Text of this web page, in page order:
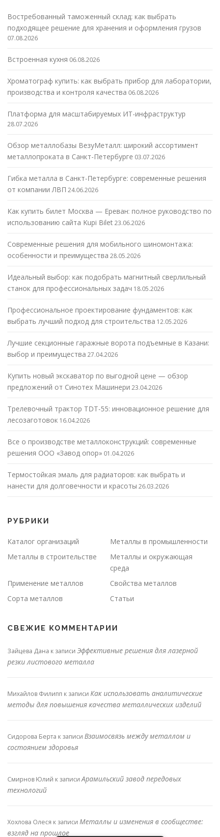
Востребованный таможенный склад: как выбрать
подходящее решение для хранения и оформления грузов
07.08.2026
Встроенная кухня 06.08.2026
Хроматограф купить: как выбрать прибор для лаборатории,
производства и контроля качества 06.08.2026
Платформа для масштабируемых ИТ-инфраструктур
28.07.2026
Обзор металлобазы ВезуМеталл: широкий ассортимент
металлопроката в Санкт-Петербурге 03.07.2026
Гибка металла в Санкт-Петербурге: современные решения
от компании ЛВП 24.06.2026
Как купить билет Москва — Ереван: полное руководство по
использованию сайта Kupi Bilet23.06.2026
Современные решения для мобильного шиномонтажа:
особенности и преимущества 28.05.2026
Идеальный выбор: как подобрать магнитный сверлильный
станок для профессиональных задач 18.05.2026
Профессиональное проектирование фундаментов: как
выбрать лучший подход для строительства 12.05.2026
Лучшие секционные гаражные ворота подъемные в Казани:
выбор и преимущества 27.04.2026
Купить новый экскаватор по выгодной цене — обзор
предложений от Синотех Машинери 23.04.2026
Трелевочный трактор TDT-55: инновационное решение для
лесозаготовок 16.04.2026
Все о производстве металлоконструкций: современные
решения ООО «Завод опор» 01.04.2026
Термостойкая эмаль для радиаторов: как выбрать и
нанести для долговечности и красоты 26.03.2026
РУБРИКИ
Каталог организаций
Металлы в промышленности
Металлы в строительстве
Металлы и окружающая
среда
Применение металлов
Свойства металлов
Сорта металлов
Статьи
СВЕЖИЕ КОММЕНТАРИИ
Зайцева Дана к записи Эффективные решения для лазерной
резки листового металла
Михайлов Филипп к записи Как использовать аналитические
методы для повышения качества металлических изделий
Сидорова Берта к записи Взаимосвязь между металлом и
состоянием здоровья
Смирнов Юлий к записиАрамильский завод передовых
технологий
Хохлова Олеся к записи Металлы и изменения в сообществе:
взгляд на прошлое